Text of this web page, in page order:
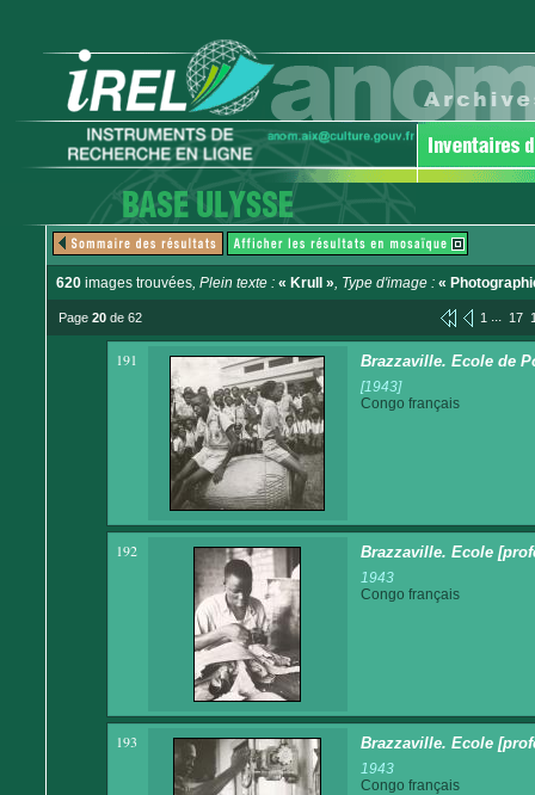
620 images trouvées, Plein texte : « Krull », Type d'image : «
Page 20 de 62 1 ... 17
191 Brazzaville. Ecole de
[1943]
Congo français
192 Brazzaville. Ecole
1943
Congo français
193 Brazzaville. Ecole
1943
Congo français